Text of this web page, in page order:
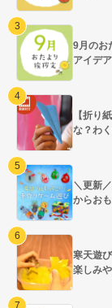
9月のお
アイデ
【折り
な？わ
＼更新
からお
寒天遊
楽しみ